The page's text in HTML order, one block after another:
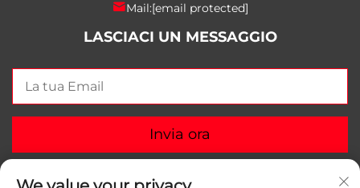
Mail:[email protected]
LASCIACI UN MESSAGGIO
Invia ora